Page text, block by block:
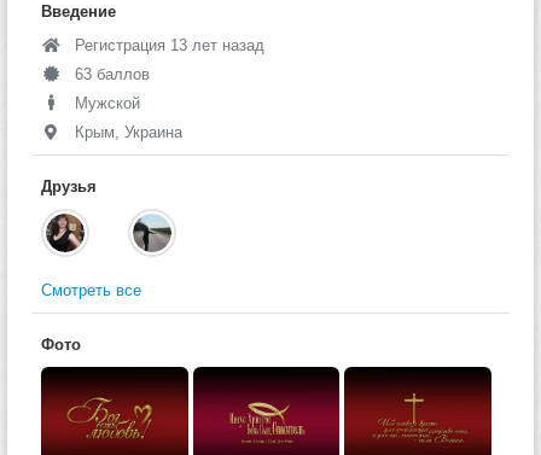
Введение
Регистрация 13 лет назад
63 баллов
Мужской
Крым, Украина
Друзья
Смотреть все
Фото